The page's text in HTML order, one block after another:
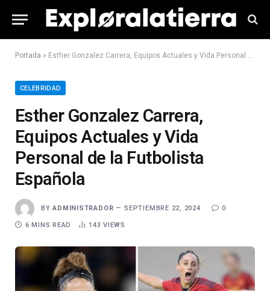
Portada » Esther Gonzalez Carrera, Equipos Actuales y Vida Personal de la Futbolista Española
CELEBRIDAD
Esther Gonzalez Carrera,
Equipos Actuales y Vida
Personal de la Futbolista
Española
BY ADMINISTRADOR SEPTIEMBRE 22, 2024 0
6 MINS READ 143VIEWS